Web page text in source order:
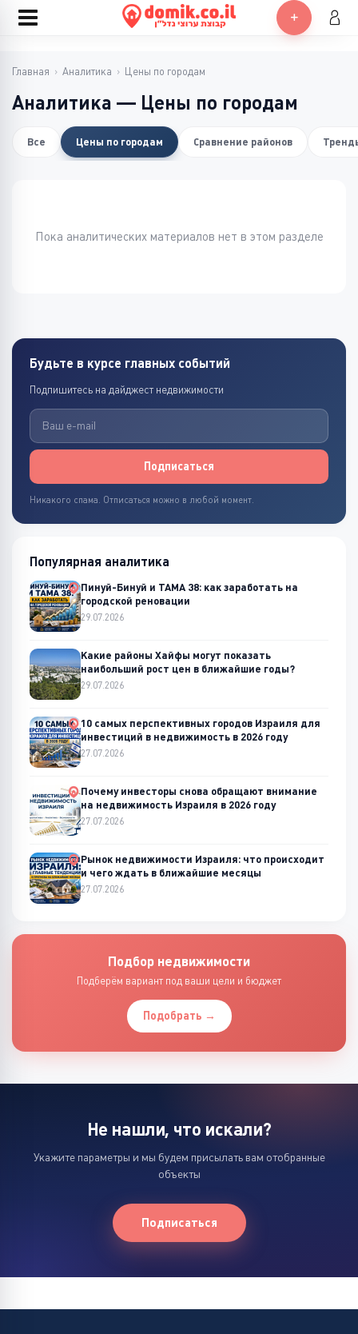
Главная › Аналитика › Цены по городам
Аналитика — Цены по городам
Все Цены по городам Сравнение районов
Пока аналитических материалов нет в этом разделе
Будьте в курсе главных событий
Подпишитесь на дайджест недвижимости
Подписаться
Никакого спама. Отписаться можно в любой момент.
Популярная аналитика
Пинуй-Бинуй и ТАМА 38: как заработать на
городской реновации
29.07.2026
Какие районы Хайфы могут показать
наибольший рост цен в ближайшие годы?
29.07.2026
10 самых перспективных городов Израиля для
инвестиций в недвижимость в 2026 году
27.07.2026
Почему инвесторы снова обращают внимание
на недвижимость Израиля в 2026 году
27.07.2026
Рынок недвижимости Израиля: что происходит
и чего ждать в ближайшие месяцы
27.07.2026
Подбор недвижимости
Подберём вариант под ваши цели и бюджет
Подобрать →
Не нашли, что искали?
Укажите параметры и мы будем присылать вам отобранные
объекты
Подписаться